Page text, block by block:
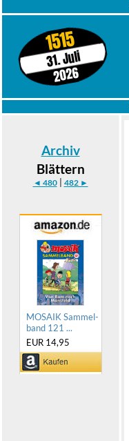
1515
31. Juli
2026
Archiv
Blättern
◄ 480| 482 ►
MOSAIK Sammel-
band 121 ...
EUR 14,95